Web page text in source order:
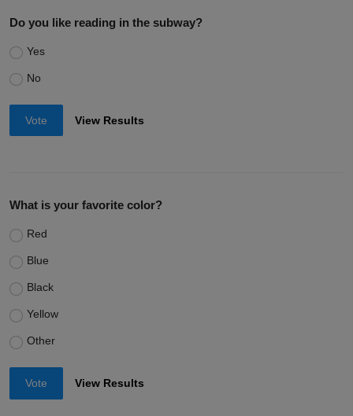
Do you like reading in the subway?
Yes
No
Vote View Results
What is your favorite color?
Red
Blue
Black
Yellow
Other
Vote View Results